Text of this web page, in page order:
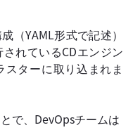
（YAML形式で記述）
れているCDエンジン
ターに取り込まれま
で、DevOpsチームは